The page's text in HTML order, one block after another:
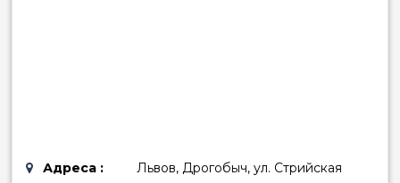
Адреса : Львов, Дрогобыч, ул. Стрийская